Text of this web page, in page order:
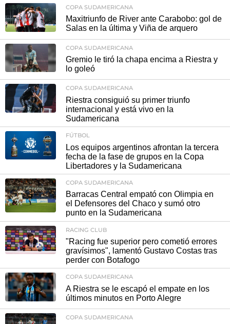
COPA SUDAMERICANA
Maxitriunfo de River ante Carabobo: gol de
Salas en la última y Viña de arquero
COPA SUDAMERICANA
Gremio le tiró la chapa encima a Riestra y
lo goleó
COPA SUDAMERICANA
Riestra consiguió su primer triunfo
internacional y está vivo en la
Sudamericana
FÚTBOL
Los equipos argentinos afrontan la tercera
fecha de la fase de grupos en la Copa
Libertadores y la Sudamericana
COPA SUDAMERICANA
Barracas Central empató con Olimpia en
el Defensores del Chaco y sumó otro
punto en la Sudamericana
RACING CLUB
"Racing fue superior pero cometió errores
gravísimos", lamentó Gustavo Costas tras
perder con Botafogo
COPA SUDAMERICANA
A Riestra se le escapó el empate en los
últimos minutos en Porto Alegre
COPA SUDAMERICANA